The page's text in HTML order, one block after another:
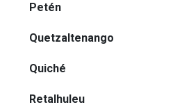
Petén
Quetzaltenango
Quiché
Retalhuleu